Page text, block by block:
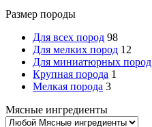
Размер породы
Для всех пород 98
Для мелких пород 12
Для миниатюрных пород
Крупная порода 1
Мелкая порода 3
Мясные ингредиенты